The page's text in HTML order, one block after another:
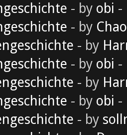
- by obi -
- by
- by
- by obi -
- by
- by obi -
- by